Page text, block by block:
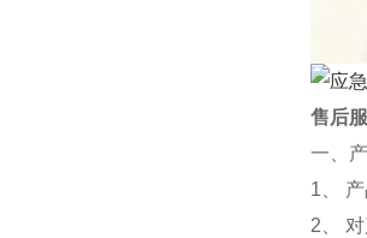
售后
一、
1、
2、